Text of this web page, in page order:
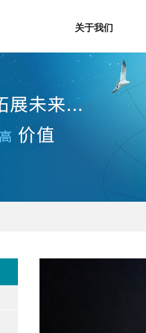
关于我们